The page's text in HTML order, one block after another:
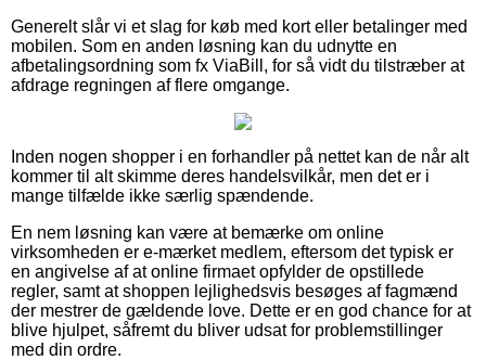
Generelt slår vi et slag for køb med kort eller betalinger med
mobilen. Som en anden løsning kan du udnytte en
afbetalingsordning som fx ViaBill, for så vidt du tilstræber at
afdrage regningen af flere omgange.
Inden nogen shopper i en forhandler på nettet kan de når alt
kommer til alt skimme deres handelsvilkår, men det er i
mange tilfælde ikke særlig spændende.
En nem løsning kan være at bemærke om online
virksomheden er e-mærket medlem, eftersom det typisk er
en angivelse af at online firmaet opfylder de opstillede
regler, samt at shoppen lejlighedsvis besøges af fagmænd
der mestrer de gældende love. Dette er en god chance for at
blive hjulpet, såfremt du bliver udsat for problemstillinger
med din ordre.